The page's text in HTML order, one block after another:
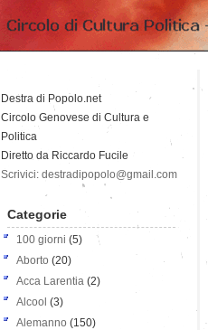
Destra di Popolo.net
Circolo Genovese di Cultura e
Politica
Diretto da Riccardo Fucile
Scrivici: destradipopolo@gmail.com
Categorie
100 giorni (5)
Aborto (20)
Acca Larentia (2)
Alcool (3)
Alemanno (150)